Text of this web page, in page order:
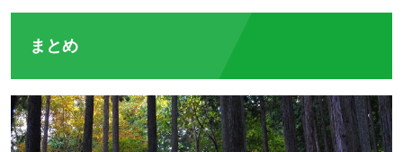
まとめ